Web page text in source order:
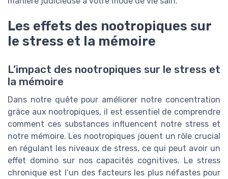
Les effets des nootropiques sur
le stress et la mémoire
L’impact des nootropiques sur le stress et
la mémoire
Dans notre quête pour améliorer notre concentration
grâce aux nootropiques, il est essentiel de comprendre
comment ces substances influencent notre stress et
notre mémoire. Les nootropiques jouent un rôle crucial
en régulant les niveaux de stress, ce qui peut avoir un
effet domino sur nos capacités cognitives. Le stress
chronique est l’un des facteurs les plus néfastes pour